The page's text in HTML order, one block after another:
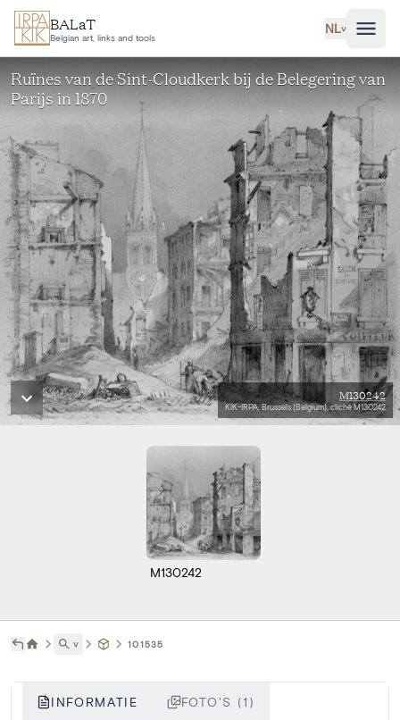
Ga naar hoofdinhoud
BALaT
Belgian art, links and tools
NL˅
Ruïnes van de Sint-Cloudkerk bij de Belegering van
Parijs in 1870
M130242
KIK-IRPA, Brussels (Belgium), cliché M130242
M130242
˅ 101535
INFORMATIE FOTO'S (1)